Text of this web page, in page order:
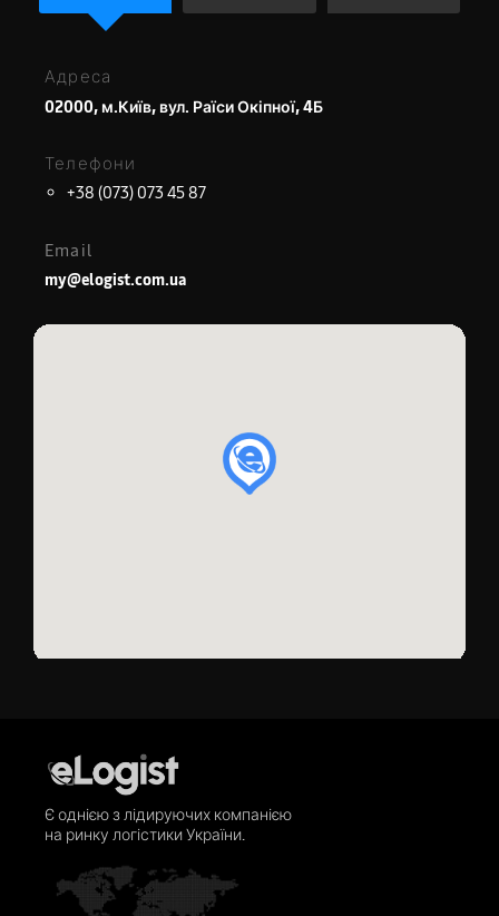
Адреса
02000, м.Київ, вул. Раїси Окіпної, 4Б
Телефони
+38 (073) 073 45 87
Email
my@elogist.com.ua
Є однією з лідируючих компанією
на ринку логістики України.